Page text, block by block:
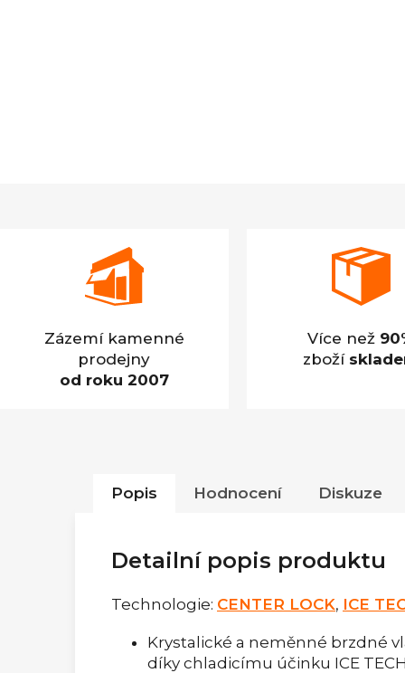
Zázemí kamenné
prodejny
od roku 2007
Více než
zboží
Popis Hodnocení Diskuze
Detailní popis produktu
Technologie: CENTER LOCK, ICE
Krystalické a neměnné brzdné
díky chladicímu účinku ICE